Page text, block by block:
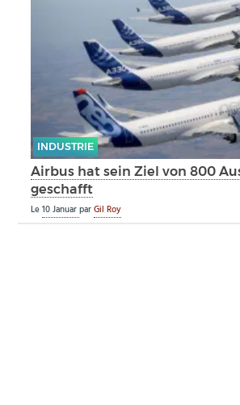
INDUSTRIE
Airbus hat sein Ziel von 800
geschafft
Le10 JanuarparGil Roy